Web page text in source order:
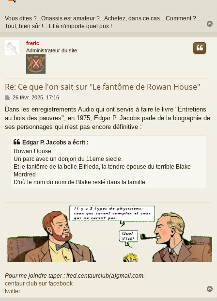
Vous dites ?...Onassis est amateur ?...Achetez, dans ce cas... Comment ?...
Tout, bien sûr !... Et à n'importe quel prix !
u
freric
Administrateur du site
Re: Ce que l'on sait sur "Le fantôme de Rowan House"
M
s
s
a
26 févr. 2025, 17:16
Dans les enregistrements Audio qui ont servis à faire le livre "Entretiens
au bois des pauvres", en 1975, Edgar P. Jacobs parle de la biographie de
ses personnages qui n'est pas encore définitive :
Edgar P. Jacobs a écrit :
Rowan House
Un parc avec un donjon du 11eme siecle.
Et le fantôme de la belle Elfrieda, la tendre épouse du terrible Blake
Mordred
D'où le nom du nom de Blake resté dans la famille.
Pour me joindre taper : fred.centaurclub(a)gmail.com.
centaur club sur facebook
twitter
a